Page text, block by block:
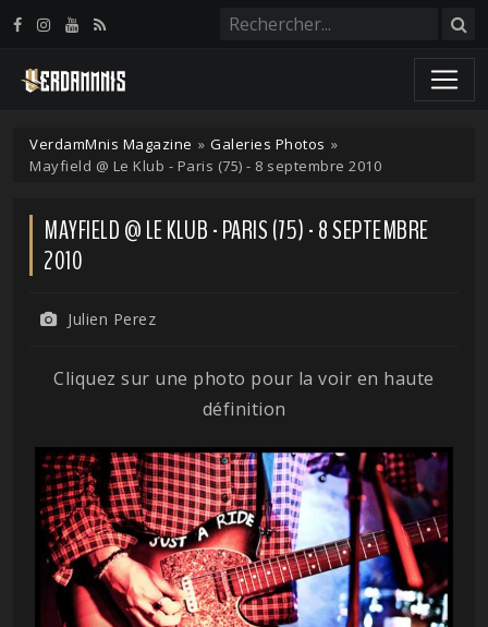
VerdamMnis Magazine » Galeries Photos »
Mayfield @ Le Klub - Paris (75) - 8 septembre 2010
MAYFIELD @ LE KLUB - PARIS (75) - 8 SEPTEMBRE
2010
Julien Perez
Cliquez sur une photo pour la voir en haute
définition
Panneau de gestion des cookies